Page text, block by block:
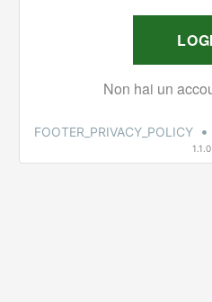
FOOTER_PRIVACY_POLICY •
1.1.0